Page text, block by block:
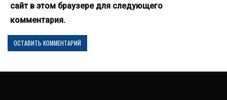
сайт в этом браузере для следующего
комментария.